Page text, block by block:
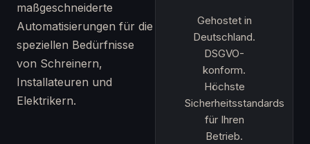
maßgeschneiderte
Automatisierungen für die
speziellen Bedürfnisse
von Schreinern,
Installateuren und
Elektrikern.
Gehostet in
Deutschland.
DSGVO-
konform.
Höchste
Sicherheitsstandards
für Ihren
Betrieb.